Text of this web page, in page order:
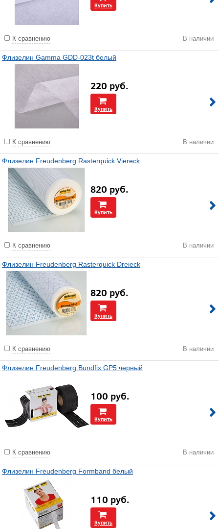
Купить
К сравнению В наличии
Флизелин Gamma GDD-023t белый
220 руб.
Купить
К сравнению В наличии
Флизелин Freudenberg Rasterquick Viereck
820 руб.
Купить
К сравнению В наличии
Флизелин Freudenberg Rasterquick Dreieck
820 руб.
Купить
К сравнению В наличии
Флизелин Freudenberg Bundfix GP5 черный
100 руб.
Купить
К сравнению В наличии
Флизелин Freudenberg Formband белый
110 руб.
Купить